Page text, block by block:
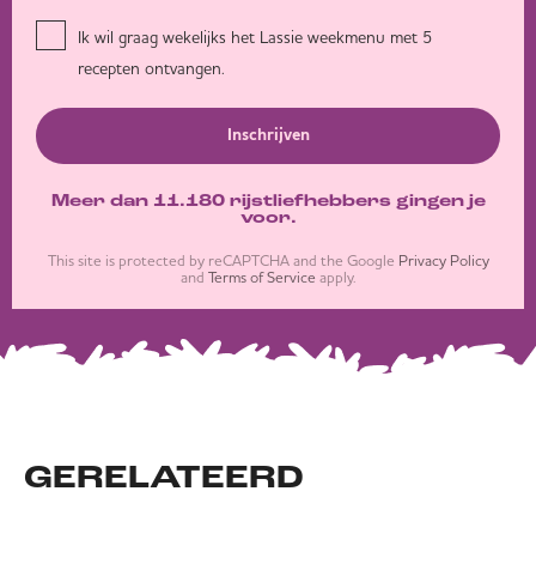
Ik wil graag wekelijks het Lassie weekmenu met 5
recepten ontvangen.
Inschrijven
Meer dan 11.180 rijstliefhebbers gingen je
voor.
This site is protected by reCAPTCHA and the Google Privacy Policy
and Terms of Service apply.
GERELATEERD